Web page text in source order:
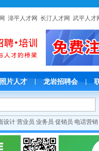
漳平人才网 长汀人才网 武平人才
照片人才 龙岩招聘会 |
设计 营业员 业务员 促销员 电话营销